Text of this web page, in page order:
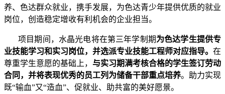
养、色达群众就业，携手发展，为色达青少年提供优质的就业
岗位，创造稳定增收有利机会的企业担当。
项目期间，水晶光电将在第三年学制期为色达学生提供专
业技能学习和实习岗位，并选派专业技能工程师对应指导。 在
尊重学生意愿的基础上， 与实习期满考核合格的学生签订劳动
合同，并将表现优秀的员工列为储备干部重点培养。助力实现
既“输血”又“造血”、促就业、助共富的美好愿景。